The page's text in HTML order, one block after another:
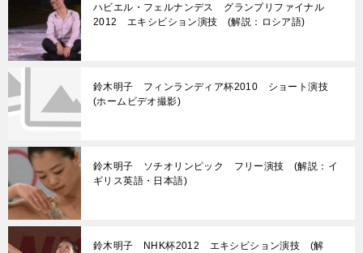
ハビエル・フェルナンデス グランプリファイナル
2012 エキシビション演技 (解説：ロシア語)
鈴木明子 フィンランディア杯2010 ショート演技
(ホームビデオ撮影)
鈴木明子 ソチオリンピック フリー演技 (解説：イ
ギリス英語・日本語)
鈴木明子 NHK杯2012 エキシビション演技 (解